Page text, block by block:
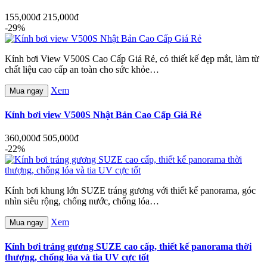
155,000đ 215,000đ
-29%
Kính bơi View V500S Cao Cấp Giá Rẻ, có thiết kế đẹp mắt, làm từ
chất liệu cao cấp an toàn cho sức khỏe…
Mua ngay Xem
Kính bơi view V500S Nhật Bản Cao Cấp Giá Rẻ
360,000đ 505,000đ
-22%
Kính bơi khung lớn SUZE tráng gương với thiết kế panorama, góc
nhìn siêu rộng, chống nước, chống lóa…
Mua ngay Xem
Kính bơi tráng gương SUZE cao cấp, thiết kế panorama thời
thượng, chống lóa và tia UV cực tốt